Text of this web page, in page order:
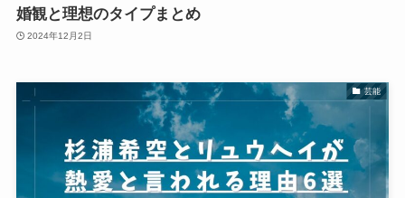
婚観と理想のタイプまとめ
2024年12月2日
芸能